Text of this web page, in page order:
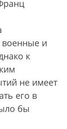
военные и
к
не имеет
его в
бы